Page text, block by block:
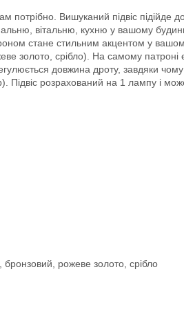
потрібно. Вишуканий підвіс підійде
вітальню, кухню у вашому
стане стильним акцентом у
золото, срібло). На самому патроні
довжина дроту, завдяки чому
Підвіс розрахований на 1 лампу і
рожеве золото, срібло